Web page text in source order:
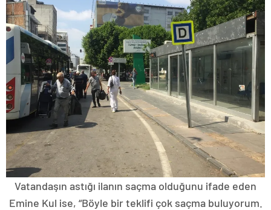
Vatandaşın astığı ilanın saçma olduğunu ifade eden
Emine Kul ise, “Böyle bir teklifi çok saçma buluyorum.